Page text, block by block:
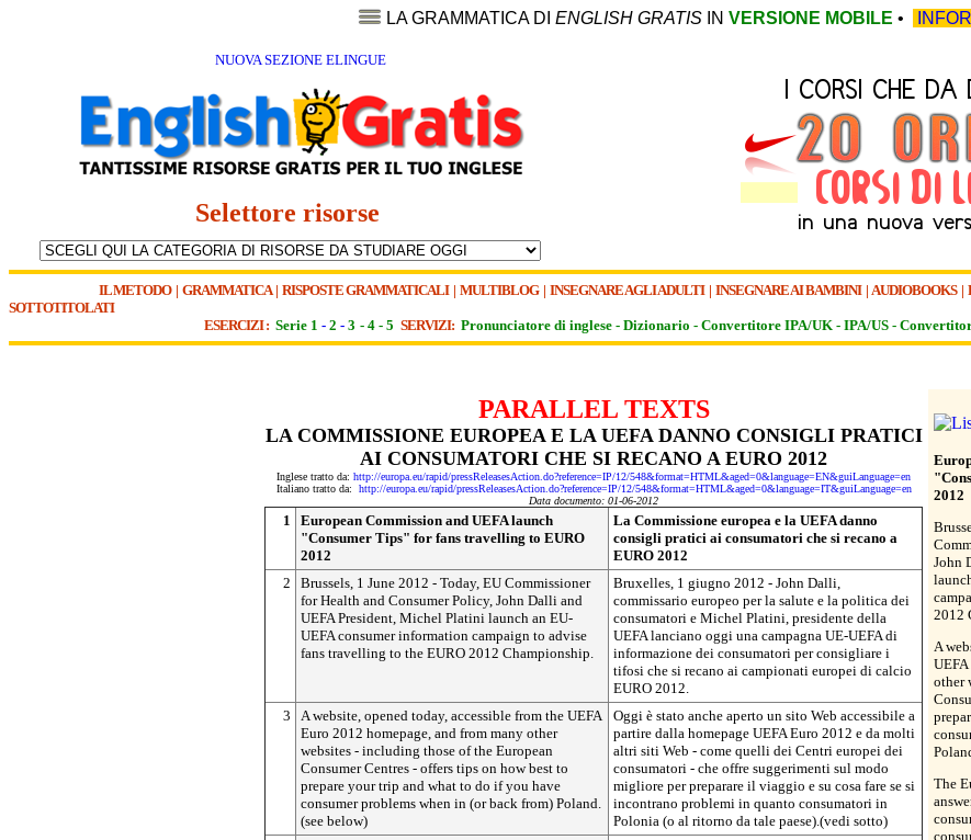
LA GRAMMATICA DI ENGLISH GRATIS IN VERSIONE MOBILE •
NUOVA SEZIONE ELINGUE
Selettore risorse
IL METODO| GRAMMATICA| RISPOSTE GRAMMATICALI| MULTIBLOG| INSEGNARE AGLI ADULTI | INSEGNARE AI BAMBINI| AUDIOBOOKS|
SOTTOTITOLATI
ESERCIZI : Serie 1 - 2 - 3 - 4 - 5 SERVIZI: Pronunciatore di inglese - Dizionario - Convertitore IPA/UK - IPA/US -
PARALLEL TEXTS
LA COMMISSIONE EUROPEA E LA UEFA DANNO CONSIGLI PRATICI
AI CONSUMATORI CHE SI RECANO A EURO 2012
Inglese tratto da: http://europa.eu/rapid/pressReleasesAction.do?reference=IP/12/548&format=HTML&aged=0&language=EN&guiLanguage=en
Italiano tratto da: http://europa.eu/rapid/pressReleasesAction.do?reference=IP/12/548&format=HTML&aged=0&language=IT&guiLanguage=en
Data documento: 01-06-2012
1
European Commission and UEFA launch
"Consumer Tips" for fans travelling to EURO
2012
La Commissione europea e la UEFA danno
consigli pratici ai consumatori che si recano a
EURO 2012
2
Brussels, 1 June 2012 - Today, EU Commissioner
for Health and Consumer Policy, John Dalli and
UEFA President, Michel Platini launch an EU-
UEFA consumer information campaign to advise
fans travelling to the EURO 2012 Championship.
Bruxelles, 1 giugno 2012 - John Dalli,
commissario europeo per la salute e la politica dei
consumatori e Michel Platini, presidente della
UEFA lanciano oggi una campagna UE-UEFA di
informazione dei consumatori per consigliare i
tifosi che si recano ai campionati europei di calcio
EURO 2012.
3
A website, opened today, accessible from the UEFA
Euro 2012 homepage, and from many other
websites - including those of the European
Consumer Centres - offers tips on how best to
prepare your trip and what to do if you have
consumer problems when in (or back from) Poland.
(see below)
Oggi è stato anche aperto un sito Web accessibile a
partire dalla homepage UEFA Euro 2012 e da molti
altri siti Web - come quelli dei Centri europei dei
consumatori - che offre suggerimenti sul modo
migliore per preparare il viaggio e su cosa fare se si
incontrano problemi in quanto consumatori in
Polonia (o al ritorno da tale paese).(vedi sotto)
2012
John
2012
A
other
The